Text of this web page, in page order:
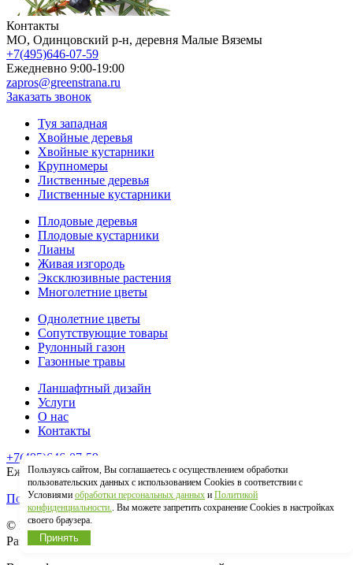
Контакты
МO, Одинцовский р-н, деревня Малые Вяземы
+7(495)646-07-59
Ежедневно 9:00-19:00
zapros@greenstrana.ru
Заказать звонок
Туя западная
Хвойные деревья
Хвойные кустарники
Крупномеры
Лиственные деревья
Лиственные кустарники
Плодовые деревья
Плодовые кустарники
Лианы
Живая изгородь
Эксклюзивные растения
Многолетние цветы
Однолетние цветы
Сопутствующие товары
Рулонный газон
Газонные травы
Ланшафтный дизайн
Услуги
О нас
Контакты
+7(495)646-07-59
Ежедневно 9:00-19:00
Политика конфиденциальности
© Гринстрана.ру 2026
Разработка сайта:
Пользуясь сайтом, Вы соглашаетесь с осуществлением обработки
пользовательских данных с использованием Cookies в соответствии с
Условиями обработки персональных данных и Политикой
конфиденциальности.. Вы можете запретить сохранение Cookies в настройках
своего браузера.
Принять